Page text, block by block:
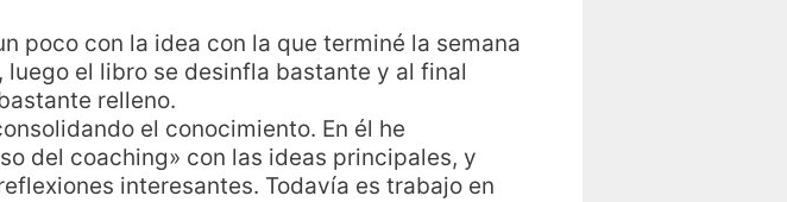
poco con la idea con la que terminé la semana
el libro se desinfla bastante y al final
relleno.
el conocimiento. En él he
del coaching» con las ideas principales, y
interesantes. Todavía es trabajo en